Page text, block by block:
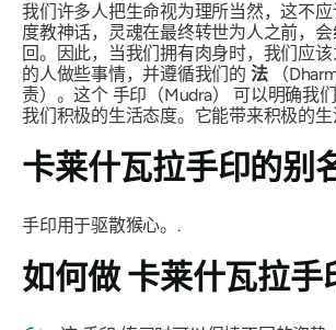
我们许多人把生命视为理所当然，这不
度教神话，灵魂在最终转世为人之前，
回。因此，当我们拥有肉身时，我们应
的人做些事情，并遵循我们的 法（
责）。这个 手印（Mudra）
可以明确我
我们积极的生活态度。它能带来积极的生
卡莱什瓦拉手印的别
手印用于驱散猴心。.
如何做卡莱什瓦拉手